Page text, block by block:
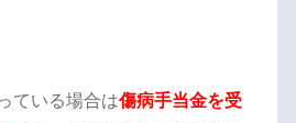
ている場合は傷病手当金を受